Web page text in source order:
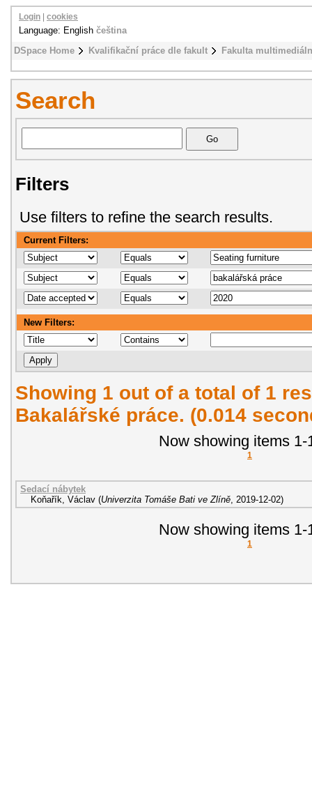
DSpace Home Kvalifikační práce dle fakult Fakulta
Login cookies
Language: English čeština
Search
Filters
Use filters to refine the search results.
Current Filters:
New Filters:
Showing 1 out of a total of 1
Bakalářské práce. (0.014
Now showing items 1-
1
Sedací nábytek
Koňařík, Václav (Univerzita Tomáše Bati ve Zlíně, 2019-12-02)
Now showing items 1-
1